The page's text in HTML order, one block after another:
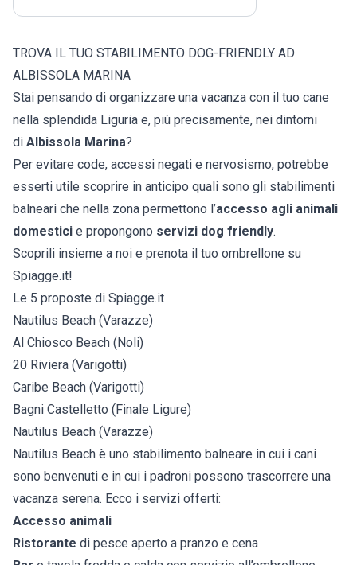
TROVA IL TUO STABILIMENTO DOG-FRIENDLY AD
ALBISSOLA MARINA
Stai pensando di organizzare una vacanza con il tuo cane
nella splendida Liguria e, più precisamente, nei dintorni
di Albissola Marina?
Per evitare code, accessi negati e nervosismo, potrebbe
esserti utile scoprire in anticipo quali sono gli stabilimenti
balneari che nella zona permettono l’accesso agli animali
domestici e propongono servizi dog friendly.
Scoprili insieme a noi e prenota il tuo ombrellone su
Spiagge.it!
Le 5 proposte di Spiagge.it
Nautilus Beach (Varazze)
Al Chiosco Beach (Noli)
20 Riviera (Varigotti)
Caribe Beach (Varigotti)
Bagni Castelletto (Finale Ligure)
Nautilus Beach (Varazze)
Nautilus Beach è uno stabilimento balneare in cui i cani
sono benvenuti e in cui i padroni possono trascorrere una
vacanza serena. Ecco i servizi offerti:
Accesso animali
Ristorante di pesce aperto a pranzo e cena